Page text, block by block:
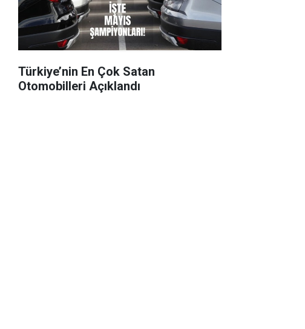
Türkiye’nin En Çok Satan
Otomobilleri Açıklandı